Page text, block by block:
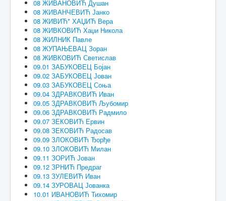
08 ЖИВАНОВИЋ Душан
08 ЖИВАНЧЕВИЋ Јанко
08 ЖИВИЋ* ХАЏИЋ Вера
08 ЖИВКОВИЋ Хаџи Никола
08 ЖИЛНИК Павле
08 ЖУПАЊЕВАЦ Зоран
08 ЖИВКОВИЋ Светислав
09.01 ЗАБУКОВЕЦ Бојан
09.02 ЗАБУКОВЕЦ Јован
09.03 ЗАБУКОВЕЦ Соња
09.04 ЗДРАВКОВИЋ Иван
09.05 ЗДРАВКОВИЋ Љубомир
09.06 ЗДРАВКОВИЋ Радмило
09.07 ЗЕКОВИЋ Ервин
09.08 ЗЕКОВИЋ Радосав
09.09 ЗЛОКОВИЋ Ђорђе
09.10 ЗЛОКОВИЋ Милан
09.11 ЗОРИЋ Јован
09.12 ЗРНИЋ Предраг
09.13 ЗУЛЕВИЋ Иван
09.14 ЗУРОВАЦ Јованка
10.01 ИВАНОВИЋ Тихомир